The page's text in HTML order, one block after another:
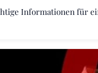
Informationen für